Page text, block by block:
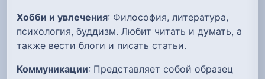
Хобби и увлечения: Философия, литература,
психология, буддизм. Любит читать и думать, а
также вести блоги и писать статьи.
Коммуникации: Представляет собой образец